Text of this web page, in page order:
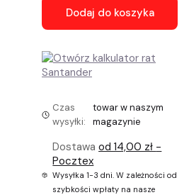
Dodaj do koszyka
Czas
wysyłki:
towar w naszym
magazynie
Dostawaod 14,00 zł -
Pocztex
Wysyłka 1-3 dni. W zależności od
szybkości wpłaty na nasze